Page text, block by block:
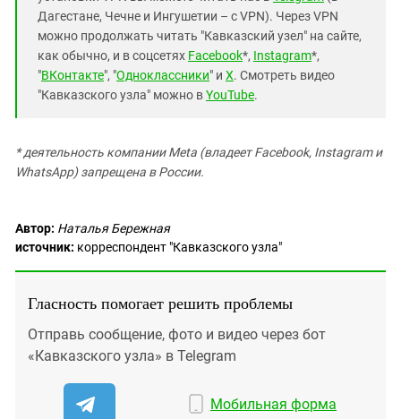
Дагестане, Чечне и Ингушетии – с VPN). Через VPN
можно продолжать читать "Кавказский узел" на сайте,
как обычно, и в соцсетях Facebook*, Instagram*,
"ВКонтакте", "Одноклассники" и X. Смотреть видео
"Кавказского узла" можно вYouTube.
* деятельность компании Meta (владеет Facebook, Instagram и
WhatsApp) запрещена в России.
Автор: Наталья Бережная
источник: корреспондент "Кавказского узла"
Гласность помогает решить проблемы
Отправь сообщение, фото и видео через бот
«Кавказского узла» в Telegram
Мобильная форма